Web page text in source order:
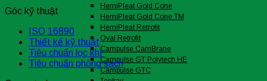
HemiPleat Gold Cone
HemiPleat Gold Cone TM
HemiPleat Retrofit
Oval Retrofit
Campulse CamBrane
Campulse GT Polytech HE
Campulse GTC
Góc kỹ thuật
ISO 16890
Thiết kế kỹ thuật
Tiêu chuẩn lọc khí
Tiêu chuẩn phòng sạch